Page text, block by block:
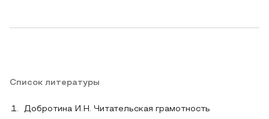
Список литературы
Добротина И.Н. Читательская грамотность